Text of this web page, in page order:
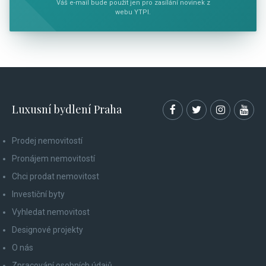
Váš e-mail bude použit jen pro zasílání novinek z
webu YTPI.
Luxusní bydlení Praha
Prodej nemovitostí
Pronájem nemovitostí
Chci prodat nemovitost
Investiční byty
Vyhledat nemovitost
Designové projekty
O nás